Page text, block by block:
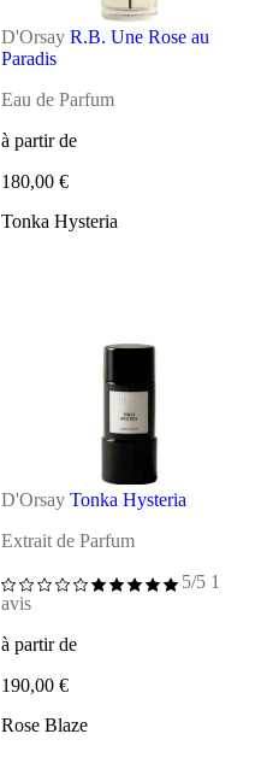
D'Orsay R.B. Une Rose au
Paradis
Eau de Parfum
à partir de
180,00 €
Tonka Hysteria
D'Orsay Tonka Hysteria
Extrait de Parfum
5/5 1
avis
à partir de
190,00 €
Rose Blaze